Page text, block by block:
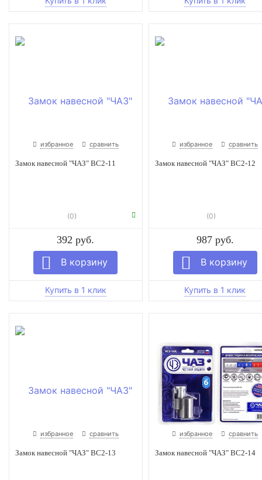
избранное сравнить
Замок навесной "ЧАЗ" ВС2-11
(0)
392 руб.
избранное сравнить
Замок навесной "ЧАЗ" ВС2-12
(0)
987 руб.
избранное сравнить
Замок навесной "ЧАЗ" ВС2-13
избранное сравнить
Замок навесной "ЧАЗ" ВС2-14